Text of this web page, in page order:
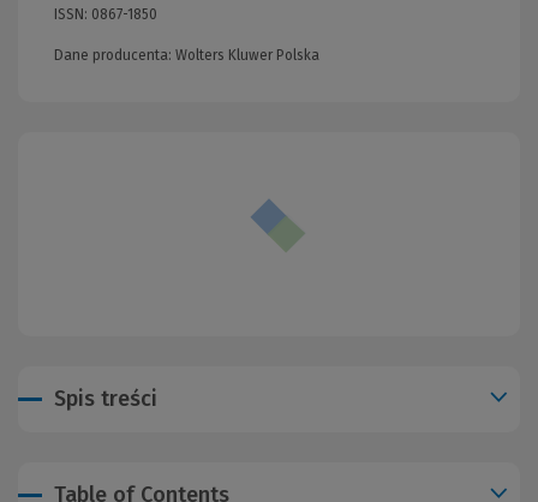
ISSN: 0867-1850
Dane producenta: Wolters Kluwer Polska
Spis treści
Table of Contents